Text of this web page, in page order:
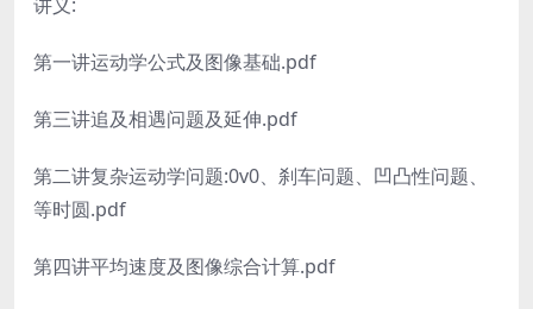
第一讲运动学公式及图像基础.pdf
第三讲追及相遇问题及延伸.pdf
第二讲复杂运动学问题:0v0、刹车问题、凹凸性问题、
等时圆.pdf
第四讲平均速度及图像综合计算.pdf